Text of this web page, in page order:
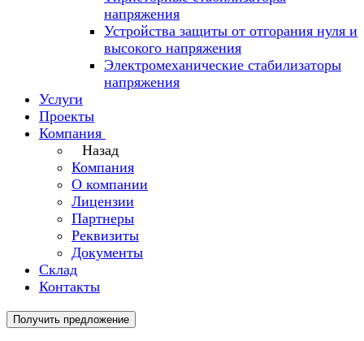
напряжения
Устройства защиты от отгорания нуля и
высокого напряжения
Электромеханические стабилизаторы
напряжения
Услуги
Проекты
Компания
Назад
Компания
О компании
Лицензии
Партнеры
Реквизиты
Документы
Склад
Контакты
Получить предложение